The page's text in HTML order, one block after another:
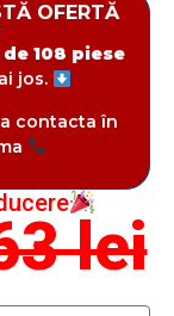
OFERTĂ
108 piese
jos.
contacta în
lei